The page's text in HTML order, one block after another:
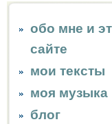
обо мне и
сайте
мои тексты
моя музыка
блог